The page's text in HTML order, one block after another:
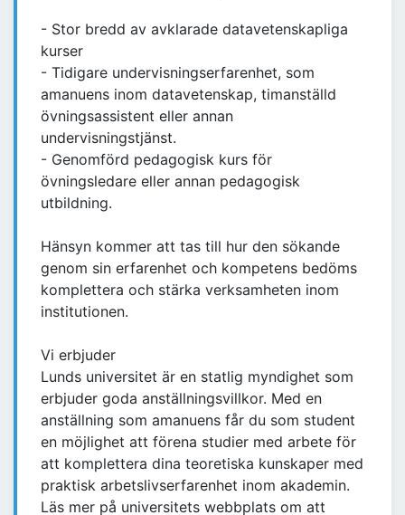
- Stor bredd av avklarade datavetenskapliga
kurser
- Tidigare undervisningserfarenhet, som
amanuens inom datavetenskap, timanställd
övningsassistent eller annan
undervisningstjänst.
- Genomförd pedagogisk kurs för
övningsledare eller annan pedagogisk
utbildning.
Hänsyn kommer att tas till hur den sökande
genom sin erfarenhet och kompetens bedöms
komplettera och stärka verksamheten inom
institutionen.
Vi erbjuder
Lunds universitet är en statlig myndighet som
erbjuder goda anställningsvillkor. Med en
anställning som amanuens får du som student
en möjlighet att förena studier med arbete för
att komplettera dina teoretiska kunskaper med
praktisk arbetslivserfarenhet inom akademin.
Läs mer på universitets webbplats om att